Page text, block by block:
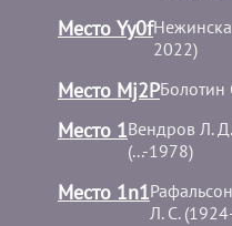
Место Yy0f
2022)
Место Mj2P
Место 1Вендров Л.
(...-1978)
Место 1n1
Л. С.